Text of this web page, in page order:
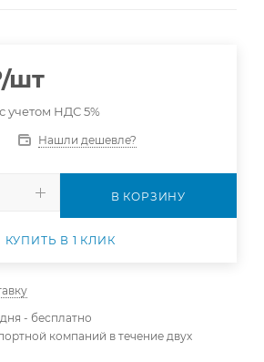
/шт
учетом НДС 5%
Нашли дешевле?
В КОРЗИНУ
КУПИТЬ В 1 КЛИК
- бесплатно
компаний в течение двух